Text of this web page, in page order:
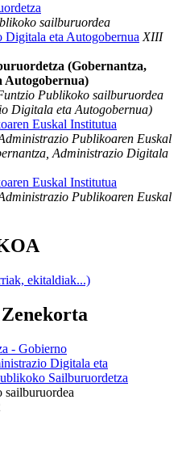
sailburuordea
Digitala eta Autogobernua XIII
(Gobernantza,
Autogobernua)
Publikoko sailburuordea
Digitala eta Autogobernua)
Euskal Institutua
Publikoaren Euskal
Administrazio Digitala
Euskal Institutua
Publikoaren Euskal
ekitaldiak...)
- Gobierno
Digitala eta
Sailburuordetza